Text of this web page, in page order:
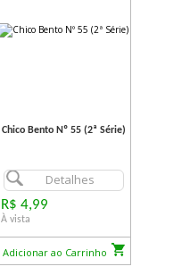
Chico Bento Nº 55 (2ª Série)
Detalhes
R$ 4,99
À vista
Adicionar ao Carrinho